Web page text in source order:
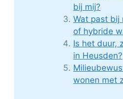
bij mij?
Wat past bij
of hybride
Is het duur,
in Heusden?
wonen met